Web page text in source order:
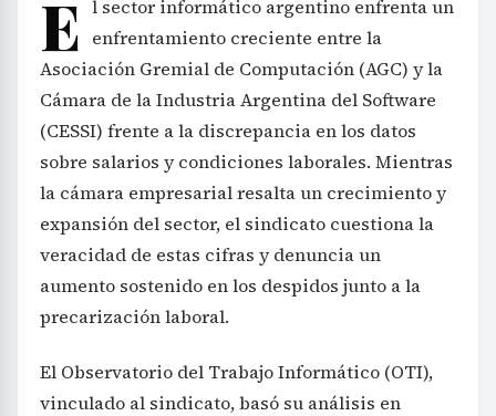
E l sector informático argentino enfrenta un
enfrentamiento creciente entre la
Asociación Gremial de Computación (AGC) y la
Cámara de la Industria Argentina del Software
(CESSI) frente a la discrepancia en los datos
sobre salarios y condiciones laborales. Mientras
la cámara empresarial resalta un crecimiento y
expansión del sector, el sindicato cuestiona la
veracidad de estas cifras y denuncia un
aumento sostenido en los despidos junto a la
precarización laboral.
El Observatorio del Trabajo Informático (OTI),
vinculado al sindicato, basó su análisis en